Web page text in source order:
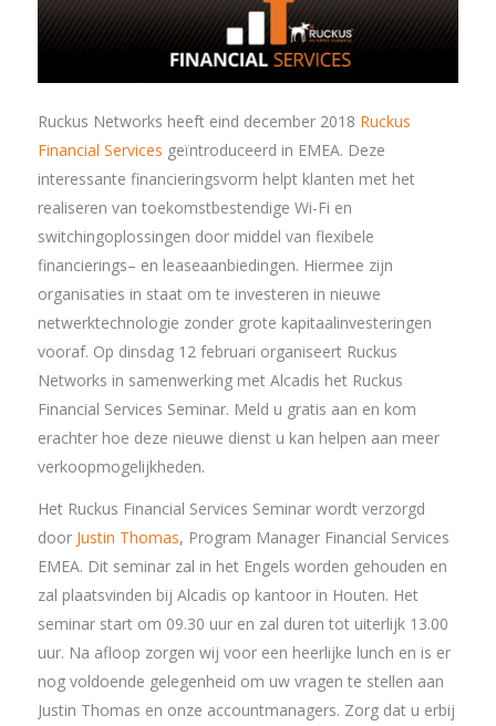
Ruckus Networks heeft eind december 2018 Ruckus
Financial Services geïntroduceerd in EMEA. Deze
interessante financieringsvorm helpt klanten met het
realiseren van toekomstbestendige Wi-Fi en
switchingoplossingen door middel van flexibele
financierings– en leaseaanbiedingen. Hiermee zijn
organisaties in staat om te investeren in nieuwe
netwerktechnologie zonder grote kapitaalinvesteringen
vooraf. Op dinsdag 12 februari organiseert Ruckus
Networks in samenwerking met Alcadis het Ruckus
Financial Services Seminar. Meld u gratis aan en kom
erachter hoe deze nieuwe dienst u kan helpen aan meer
verkoopmogelijkheden.
Het Ruckus Financial Services Seminar wordt verzorgd
door Justin Thomas, Program Manager Financial Services
EMEA. Dit seminar zal in het Engels worden gehouden en
zal plaatsvinden bij Alcadis op kantoor in Houten. Het
seminar start om 09.30 uur en zal duren tot uiterlijk 13.00
uur. Na afloop zorgen wij voor een heerlijke lunch en is er
nog voldoende gelegenheid om uw vragen te stellen aan
Justin Thomas en onze accountmanagers. Zorg dat u erbij